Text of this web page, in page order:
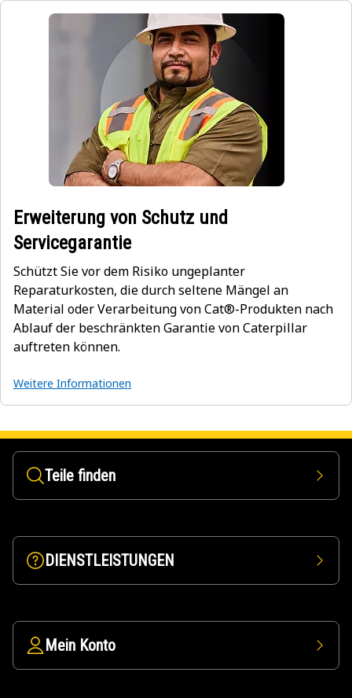
Erweiterung von Schutz und
Servicegarantie
Schützt Sie vor dem Risiko ungeplanter
Reparaturkosten, die durch seltene Mängel an
Material oder Verarbeitung von Cat®-Produkten nach
Ablauf der beschränkten Garantie von Caterpillar
auftreten können.
Weitere Informationen
Teile finden
DIENSTLEISTUNGEN
Mein Konto